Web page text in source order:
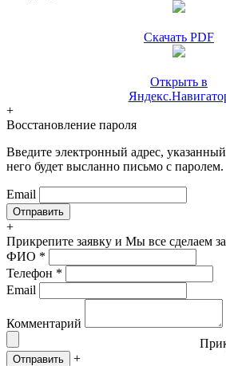
Скачать PDF
Открыть в
+
Восстановление пароля
Введите электронный адрес,
него будет высланно письмо с паролем.
Email
+
Прикрепите заявку и Мы все сделаем
ФИО *
Телефон *
Email
Комментарий
Отправить +